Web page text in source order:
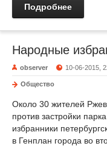
Подробнее
Народные
observer 10-06-2015,
Общество
Около 30 жителей
против застройки
избранники
в Генплан города во